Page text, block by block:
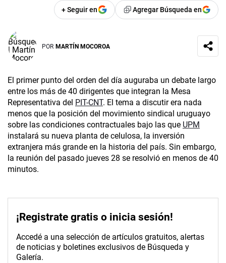
+ Seguir en Agregar Búsqueda en
POR MARTÍN MOCOROA
El primer punto del orden del día auguraba un debate largo
entre los más de 40 dirigentes que integran la Mesa
Representativa del PIT-CNT. El tema a discutir era nada
menos que la posición del movimiento sindical uruguayo
sobre las condiciones contractuales bajo las que UPM
instalará su nueva planta de celulosa, la inversión
extranjera más grande en la historia del país. Sin embargo,
la reunión del pasado jueves 28 se resolvió en menos de 40
minutos.
¡Registrate gratis o inicia sesión!
Accedé a una selección de artículos gratuitos, alertas
de noticias y boletines exclusivos de Búsqueda y
Galería.